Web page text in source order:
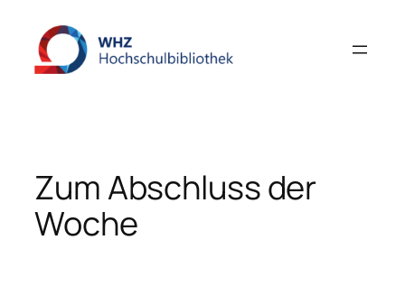
Inhalt
springen
Zum Abschluss der
Woche